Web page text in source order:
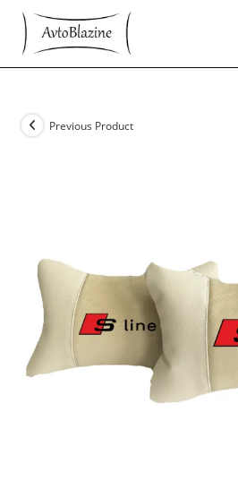
Skip
content
Previous Product